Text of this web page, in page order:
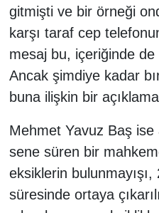
gitmişti ve bir örneği
karşı taraf cep
mesaj bu, içeriğinde
Ancak şimdiye kadar
buna ilişkin bir
Mehmet Yavuz Baş ise
sene süren bir
eksiklerin
süresinde ortaya